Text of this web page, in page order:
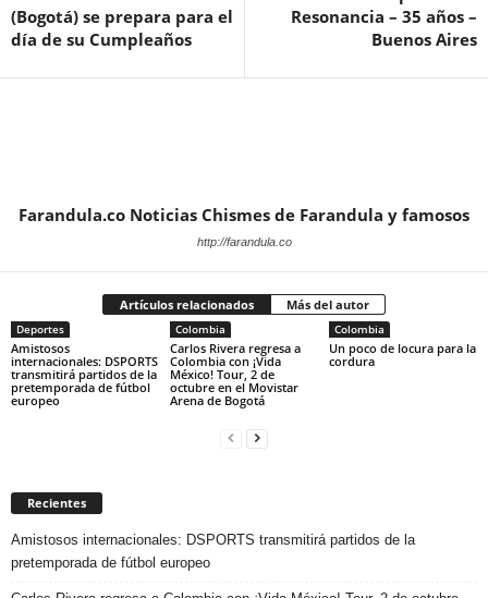
(Bogotá) se prepara para el
día de su Cumpleaños
Resonancia – 35 años –
Buenos Aires
Farandula.co Noticias Chismes de Farandula y famosos
http://farandula.co
Artículos relacionados Más del autor
Deportes
Amistosos
internacionales: DSPORTS
transmitirá partidos de la
pretemporada de fútbol
europeo
Colombia
Carlos Rivera regresa a
Colombia con ¡Vida
México! Tour, 2 de
octubre en el Movistar
Arena de Bogotá
Colombia
Un poco de locura para la
cordura
Recientes
Amistosos internacionales: DSPORTS transmitirá partidos de la
pretemporada de fútbol europeo